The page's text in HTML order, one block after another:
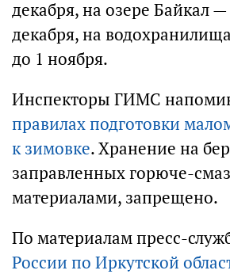
декабря, на озере Байкал
декабря, на
до 1 ноября.
Инспекторы ГИМС
правилах подготовки
к зимовке. Хранение на
заправленных горюче-
материалами, запрещено.
По материалам пресс-
России по Иркутской